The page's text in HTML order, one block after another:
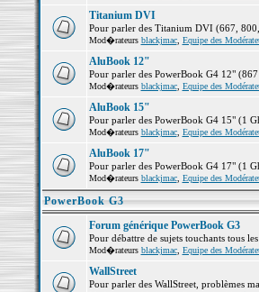
Titanium DVI
Pour parler des Titanium DVI (667,
Mod�rateurs blackjmac, Equipe des
AluBook 12"
Pour parler des PowerBook G4 12"
Mod�rateurs blackjmac, Equipe des
AluBook 15"
Pour parler des PowerBook G4 15" (1
Mod�rateurs blackjmac, Equipe des
AluBook 17"
Pour parler des PowerBook G4 17" (1
Mod�rateurs blackjmac, Equipe des
PowerBook G3
Forum générique PowerBook G3
Pour débattre de sujets touchants tous
Mod�rateurs blackjmac, Equipe des
WallStreet
Pour parler des WallStreet, problèmes